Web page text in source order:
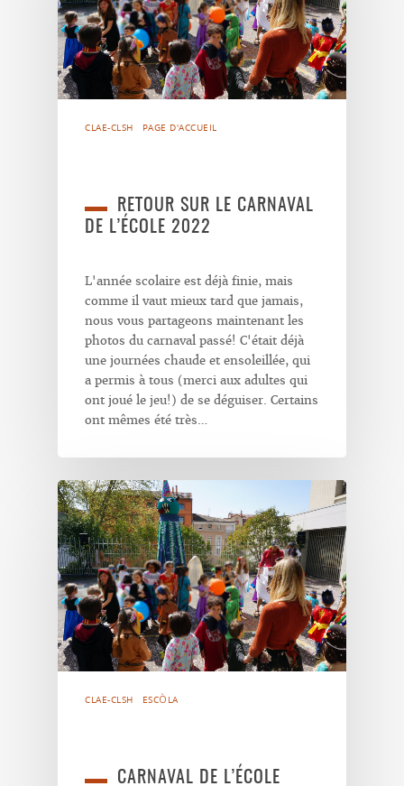
CLAE-CLSH PAGE D'ACCUEIL
RETOUR SUR LE CARNAVAL
DE L’ÉCOLE 2022
L'année scolaire est déjà finie, mais
comme il vaut mieux tard que jamais,
nous vous partageons maintenant les
photos du carnaval passé! C'était déjà
une journées chaude et ensoleillée, qui
a permis à tous (merci aux adultes qui
ont joué le jeu!) de se déguiser. Certains
ont mêmes été très…
CLAE-CLSH ESCÒLA
CARNAVAL DE L’ÉCOLE